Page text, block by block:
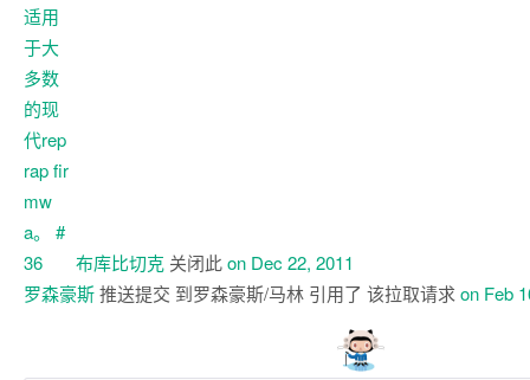
布库比切克 关闭此on Dec 22, 2011
罗森豪斯推送提交 到罗森豪斯/马林 引用了 该拉取请求 on Feb